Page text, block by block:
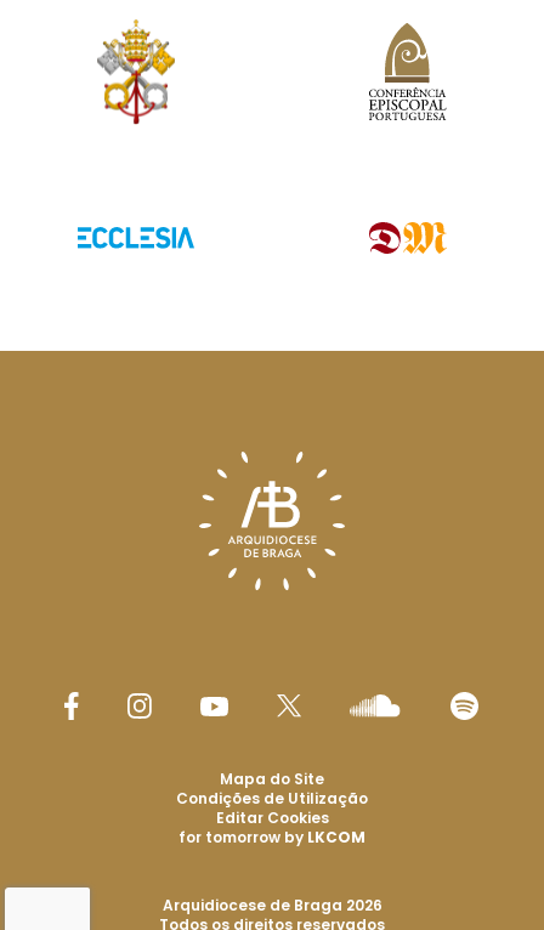
Arquidiocese de Braga 2026
Todos os direitos reservados
Mapa do Site
Condições de Utilização
Editar Cookies
for tomorrow by LKCOM